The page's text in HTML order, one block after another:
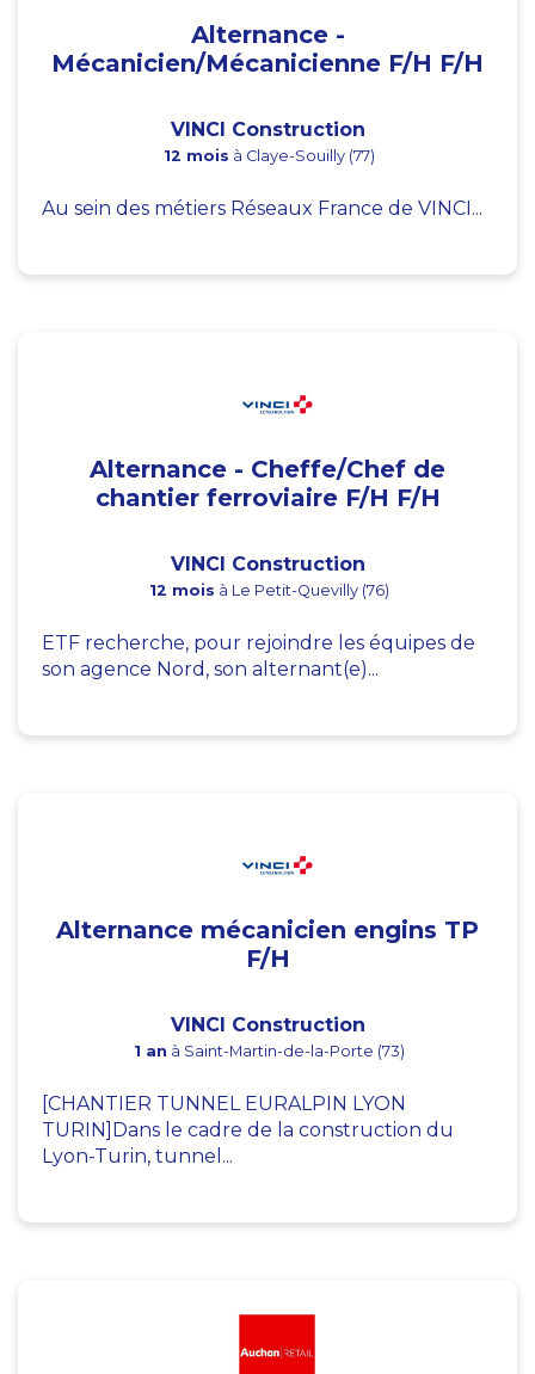
Alternance -
Mécanicien/Mécanicienne F/H F/H
VINCI Construction
12 mois à Claye-Souilly (77)
Au sein des métiers Réseaux France de VINCI...
Alternance - Cheffe/Chef de
chantier ferroviaire F/H F/H
VINCI Construction
12 mois à Le Petit-Quevilly (76)
ETF recherche, pour rejoindre les équipes de
son agence Nord, son alternant(e)...
Alternance mécanicien engins TP
F/H
VINCI Construction
1 an à Saint-Martin-de-la-Porte (73)
[CHANTIER TUNNEL EURALPIN LYON
TURIN]Dans le cadre de la construction du
Lyon-Turin, tunnel...